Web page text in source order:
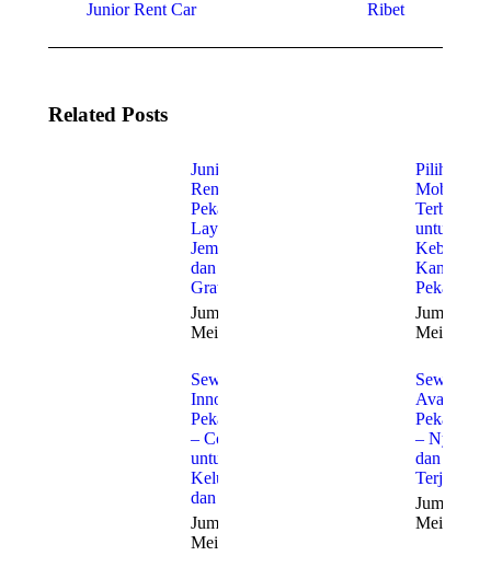
Junior Rent Car Ribet
Related Posts
Junior
Rent Car
Pekanbaru:
Layanan
Jemput
dan Antar
Gratis
Jumat, 22
Mei 2026
Pilihan
Mobil
Terbaik
untuk
Kebutuhan
Kantor di
Pekanbaru
Jumat, 22
Mei 2026
Sewa
Innova
Pekanbaru
– Cocok
untuk
Keluarga
dan Bisnis
Jumat, 22
Mei 2026
Sewa
Avanza
Pekanbaru
– Nyaman
dan
Jumat, 22
Mei 2026